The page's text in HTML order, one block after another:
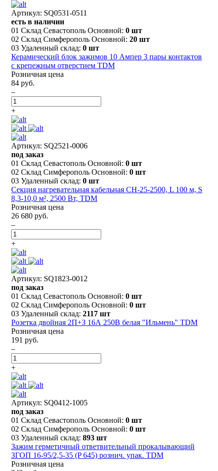
Артикул: SQ0531-0511
есть в наличии
01 Склад Севастополь Основной: 0 шт
02 Склад Симферополь Основной: 20 шт
03 Удаленный склад: 0 шт
Керамический блок зажимов 10 Ампер 3 пары контактов
с крепежным отверстием TDM
Розничная цена
84 руб.
–
+
Артикул: SQ2521-0006
под заказ
01 Склад Севастополь Основной: 0 шт
02 Склад Симферополь Основной: 0 шт
03 Удаленный склад: 0 шт
Секция нагревательная кабельная СН-25-2500, L 100 м, S
8,3-10,0 м², 2500 Вт, TDM
Розничная цена
26 680 руб.
–
+
Артикул: SQ1823-0012
под заказ
01 Склад Севастополь Основной: 0 шт
02 Склад Симферополь Основной: 0 шт
03 Удаленный склад: 2117 шт
Розетка двойная 2П+З 16А 250В белая "Ильмень" TDM
Розничная цена
191 руб.
–
+
Артикул: SQ0412-1005
под заказ
01 Склад Севастополь Основной: 0 шт
02 Склад Симферополь Основной: 0 шт
03 Удаленный склад: 893 шт
Зажим герметичный ответвительный прокалывающий
ЗГОП 16-95/2,5-35 (P 645) рознич. упак. TDM
Розничная цена